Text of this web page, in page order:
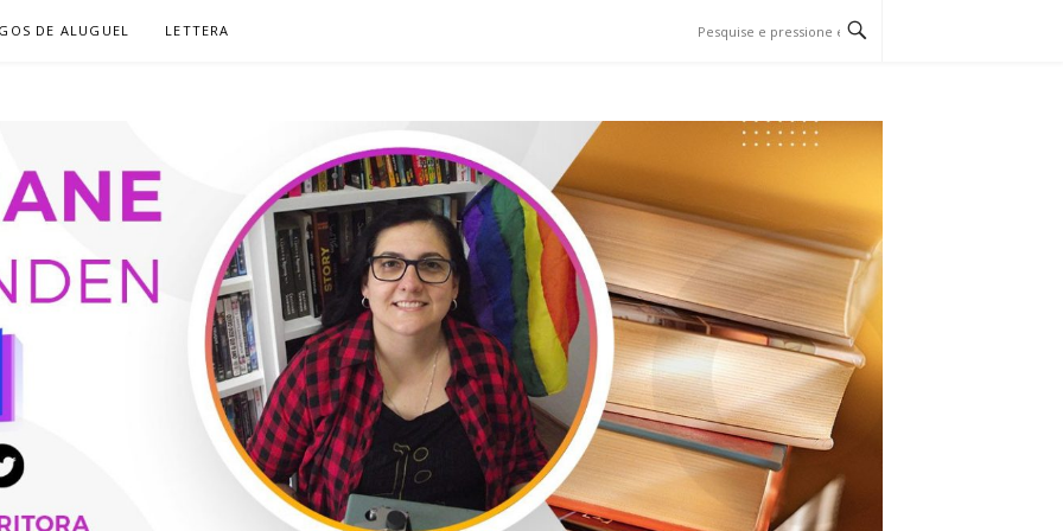
DE ALUGUEL LETTERA